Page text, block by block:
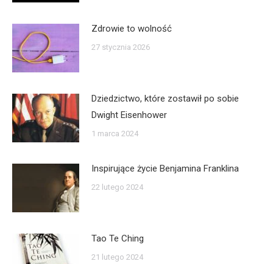
Zdrowie to wolność
27 stycznia 2026
Dziedzictwo, które zostawił po sobie
Dwight Eisenhower
1 marca 2024
Inspirujące życie Benjamina Franklina
22 lutego 2024
Tao Te Ching
21 lutego 2024